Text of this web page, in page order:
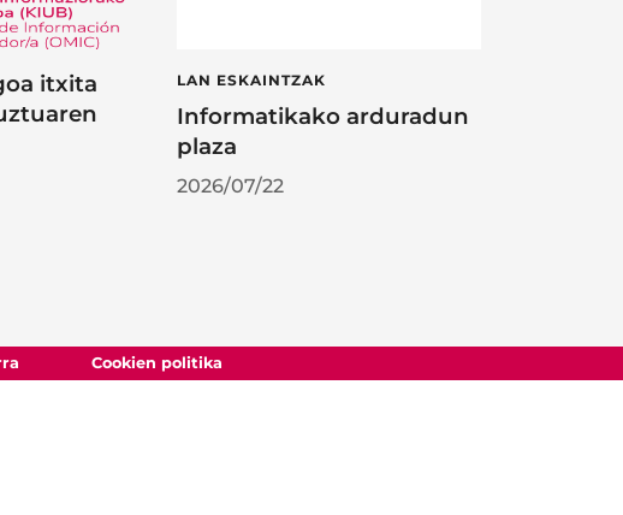
itxita
LAN ESKAINTZAK
Informatikako arduradun
plaza
2026/07/22
Cookien politika